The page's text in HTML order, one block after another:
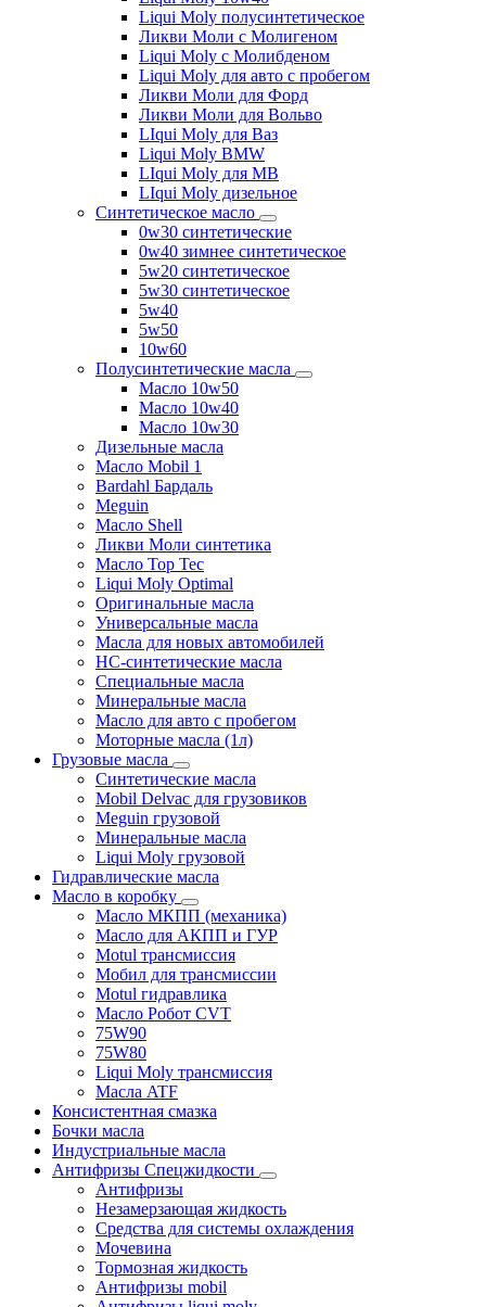
Liqui Moly полусинтетическое
Ликви Моли с Молигеном
Liqui Moly с Молибденом
Liqui Moly для авто с пробегом
Ликви Моли для Форд
Ликви Моли для Вольво
LIqui Moly для Ваз
Liqui Moly BMW
LIqui Moly для MB
LIqui Moly дизельное
Синтетическое масло
0w30 синтетические
0w40 зимнее синтетическое
5w20 синтетическое
5w30 синтетическое
5w40
5w50
10w60
Полусинтетические масла
Масло 10w50
Масло 10w40
Масло 10w30
Дизельные масла
Масло Mobil 1
Bardahl Бардаль
Meguin
Масло Shell
Ликви Моли синтетика
Масло Top Tec
Liqui Moly Optimal
Оригинальные масла
Универсальные масла
Масла для новых автомобилей
HC-синтетические масла
Специальные масла
Минеральные масла
Масло для авто с пробегом
Моторные масла (1л)
Грузовые масла
Синтетические масла
Mobil Delvac для грузовиков
Meguin грузовой
Минеральные масла
Liqui Moly грузовой
Гидравлические масла
Масло в коробку
Масло МКПП (механика)
Масло для АКПП и ГУР
Motul трансмиссия
Мобил для трансмиссии
Motul гидравлика
Масло Робот CVT
75W90
75W80
Liqui Moly трансмиссия
Масла ATF
Консистентная смазка
Бочки масла
Индустриальные масла
Антифризы Спецжидкости
Антифризы
Незамерзающая жидкость
Средства для системы охлаждения
Мочевина
Тормозная жидкость
Антифризы mobil